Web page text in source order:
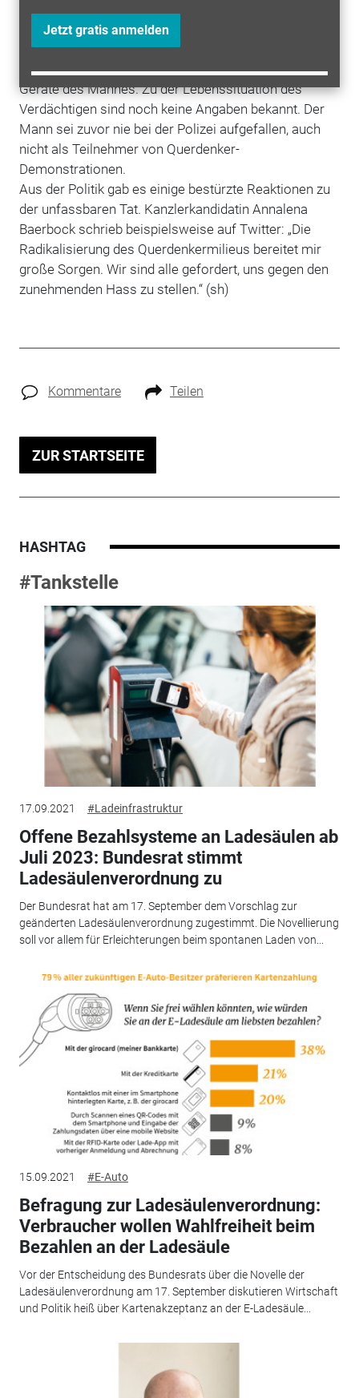
Jetzt gratis anmelden
Ermittlungen geht jetzt erst so richtig los.“
Klarheit erhoffen sich die Ermittler vor allem von der
Auswertung der sichergestellten elektronischen
Geräte des Mannes. Zu der Lebenssituation des
Verdächtigen sind noch keine Angaben bekannt. Der
Mann sei zuvor nie bei der Polizei aufgefallen, auch
nicht als Teilnehmer von Querdenker-
Demonstrationen.
Aus der Politik gab es einige bestürzte Reaktionen zu
der unfassbaren Tat. Kanzlerkandidatin Annalena
Baerbock schrieb beispielsweise auf Twitter: „Die
Radikalisierung des Querdenkermilieus bereitet mir
große Sorgen. Wir sind alle gefordert, uns gegen den
zunehmenden Hass zu stellen.“ (sh)
Kommentare Teilen
ZUR STARTSEITE
HASHTAG
#Tankstelle
17.09.2021 #Ladeinfrastruktur
Offene Bezahlsysteme an Ladesäulen ab
Juli 2023: Bundesrat stimmt
Ladesäulenverordnung zu
Der Bundesrat hat am 17. September dem Vorschlag zur
geänderten Ladesäulenverordnung zugestimmt. Die Novellierung
soll vor allem für Erleichterungen beim spontanen Laden von...
15.09.2021 #E-Auto
Befragung zur Ladesäulenverordnung:
Verbraucher wollen Wahlfreiheit beim
Bezahlen an der Ladesäule
Vor der Entscheidung des Bundesrats über die Novelle der
Ladesäulenverordnung am 17. September diskutieren Wirtschaft
und Politik heiß über Kartenakzeptanz an der E-Ladesäule...